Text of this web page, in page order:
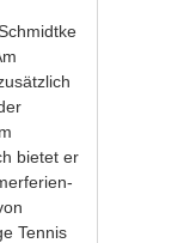
bietet er
Tennis